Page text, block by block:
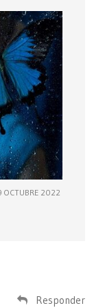
OCTUBRE 2022
Responder